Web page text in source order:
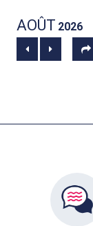
AOÛT 2026